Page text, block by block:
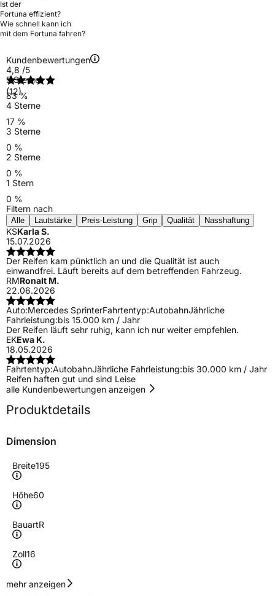
Ist der
Fortuna effizient?
Wie schnell kann ich
mit dem Fortuna fahren?
Kundenbewertungen
4,8 /5
(12)
5 Sterne
83 %
4 Sterne
17 %
3 Sterne
0 %
2 Sterne
0 %
1 Stern
0 %
Filtern nach
Alle Lautstärke Preis-Leistung Grip Qualität Nasshaftung
KSKarla S.
15.07.2026
Der Reifen kam pünktlich an und die Qualität ist auch
einwandfrei. Läuft bereits auf dem betreffenden Fahrzeug.
RMRonalt M.
22.06.2026
Auto:Mercedes SprinterFahrtentyp:AutobahnJährliche
Fahrleistung:bis 15.000 km / Jahr
Der Reifen läuft sehr ruhig, kann ich nur weiter empfehlen.
EKEwa K.
18.05.2026
Fahrtentyp:AutobahnJährliche Fahrleistung:bis 30.000 km / Jahr
Reifen haften gut und sind Leise
alle Kundenbewertungen anzeigen
Produktdetails
Dimension
Breite195
Höhe60
BauartR
Zoll16
Geschwindigkeitsindex
mehr anzeigen